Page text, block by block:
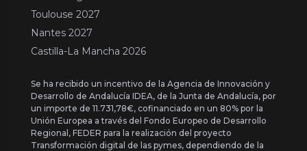
Toulouse 2027
Nantes 2027
Castilla-La Mancha 2026
Se ha recibido un incentivo de la Agencia de Innovación y
Desarrollo de Andalucía IDEA, de la Junta de Andalucía, por
un importe de 11.731,78€, cofinanciado en un 80% por la
Unión Europea a través del Fondo Europeo de Desarrollo
Regional, FEDER para la realización del proyecto
Transformación digital de las pymes, dependiendo de la